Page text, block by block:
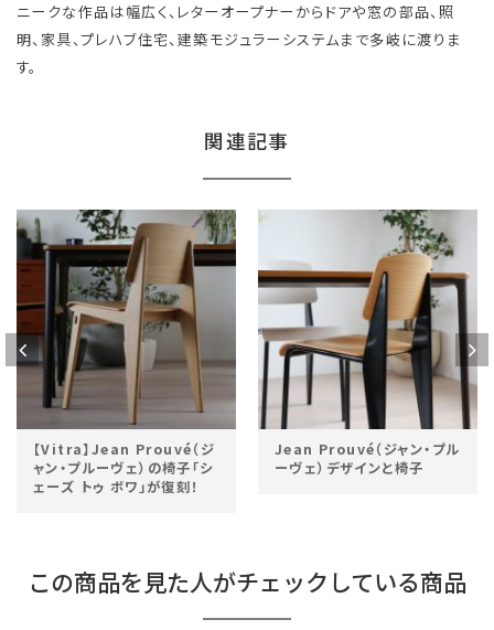
ニークな作品は幅広く、レターオープナーからドアや窓の部品、照
明、家具、プレハブ住宅、建築モジュラーシステムまで多岐に渡りま
す。
関連記事
【Vitra】Jean Prouvé（ジ
ャン・プルーヴェ）の椅子「シ
ェーズ トゥ ボワ」が復刻！
Jean Prouvé（ジャン・プル
ーヴェ）デザインと椅子
この商品を見た人がチェックしている商品